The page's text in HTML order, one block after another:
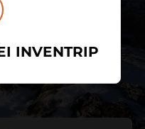
INVENTRIP